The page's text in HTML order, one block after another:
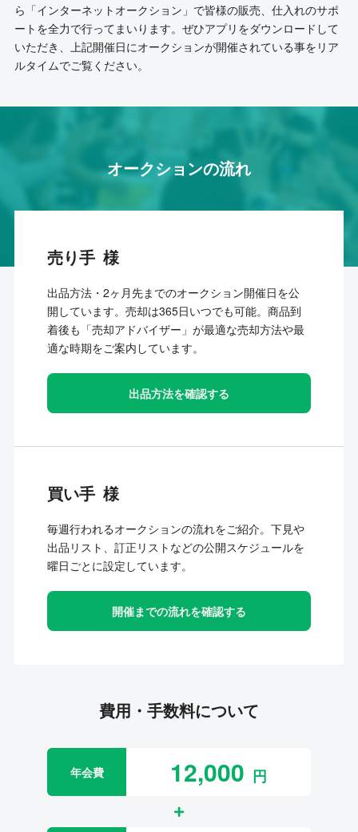
ら「インターネットオークション」で皆様の販売、仕入れのサポ
ートを全力で行ってまいります。ぜひアプリをダウンロードして
いただき、上記開催日にオークションが開催されている事をリア
ルタイムでご覧ください。
オークションの流れ
売り手
出品方法・2ヶ月先までのオークション開催日を公
開しています。売却は365日いつでも可能。商品到
着後も「売却アドバイザー」が最適な売却方法や最
適な時期をご案内しています。
出品方法を確認する
買い手
毎週行われるオークションの流れをご紹介。下見や
出品リスト、訂正リストなどの公開スケジュールを
曜日ごとに設定しています。
開催までの流れを確認する
費用・手数料について
年会費 12,000